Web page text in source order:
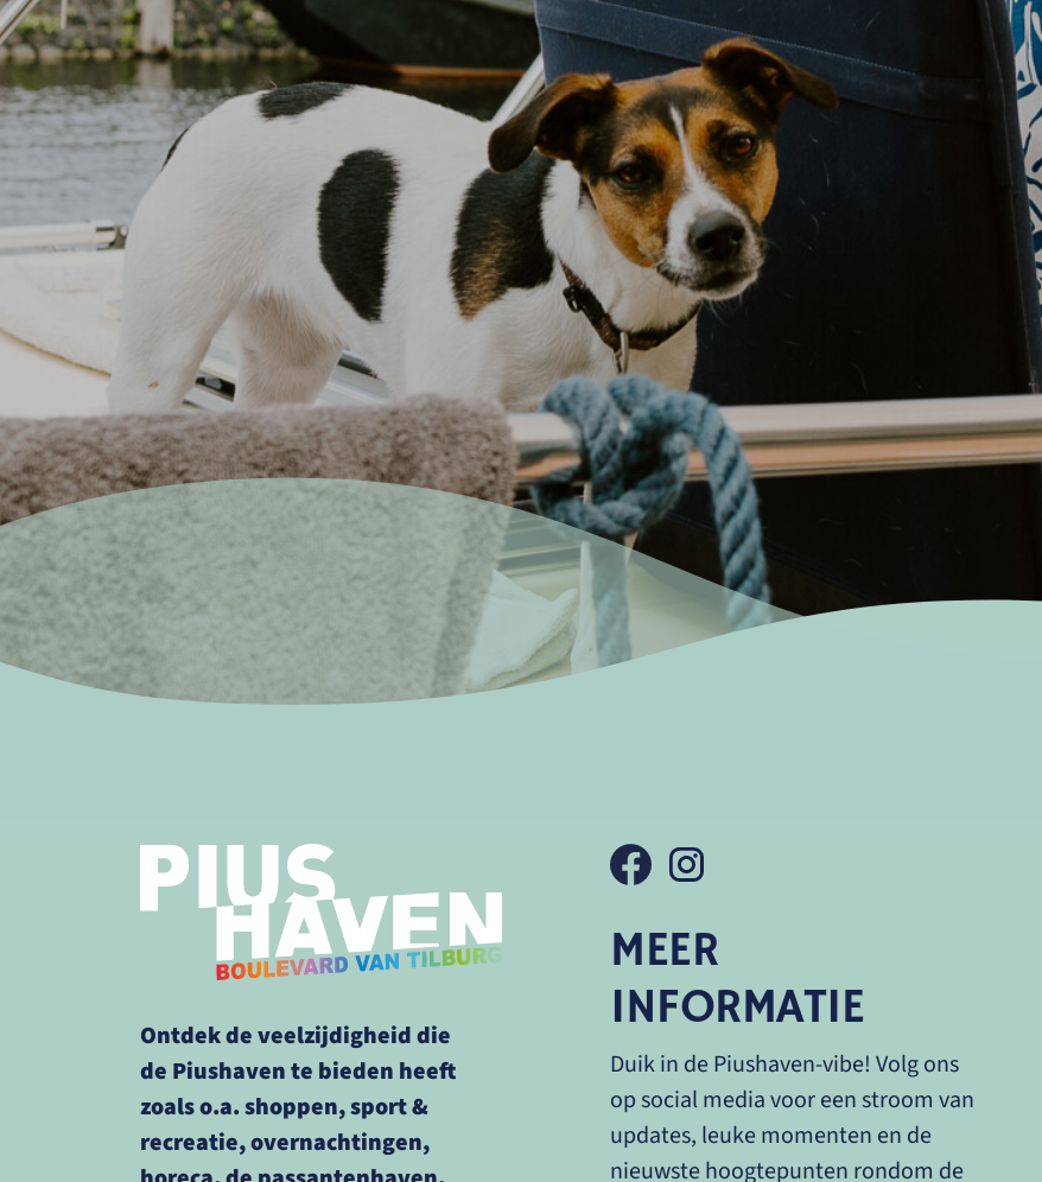
Ontdek de veelzijdigheid die
de Piushaven te bieden heeft
zoals o.a. shoppen, sport &
recreatie, overnachtingen,
MEER
INFORMATIE
Duik in de Piushaven-vibe! Volg ons
op social media voor een stroom van
updates, leuke momenten en de
nieuwste hoogtepunten rondom de